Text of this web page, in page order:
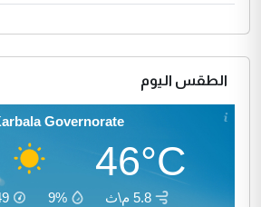
الطقس اليوم
Governorate
46°C
5.8 م\ث 9%